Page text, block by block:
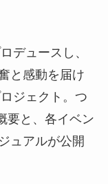
デュースし、
と感動を届け
ジェクト。つ
要と、各イベン
ュアルが公開